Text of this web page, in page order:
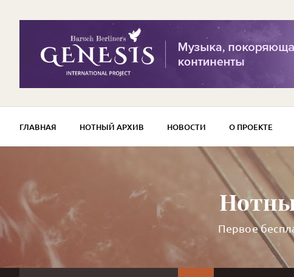
ГЛАВНАЯ НОТНЫЙ АРХИВ НОВОСТИ О ПРОЕКТЕ
Первое